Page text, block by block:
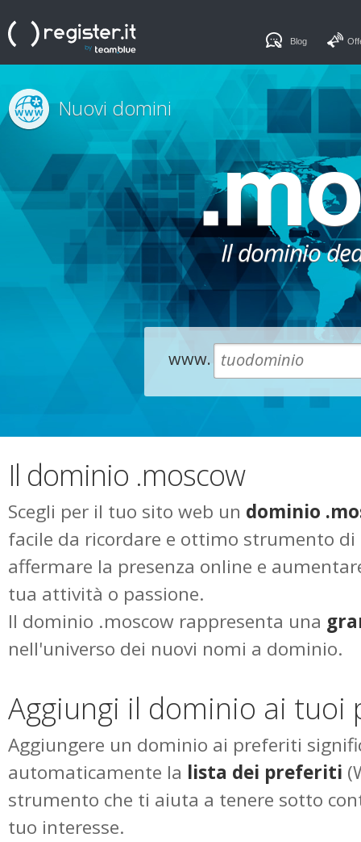
Blog
Il dominio
Nuovi domini
www.
Il dominio .moscow
Scegli per il tuo sito web un dominio
facile da ricordare e ottimo strumento
affermare la presenza online e
tua attività o passione.
Il dominio .moscow rappresenta una
nell'universo dei nuovi nomi a dominio.
Aggiungi il dominio ai tuoi
Aggiungere un dominio ai preferiti
automaticamente la lista dei preferiti
strumento che ti aiuta a tenere sotto
tuo interesse.